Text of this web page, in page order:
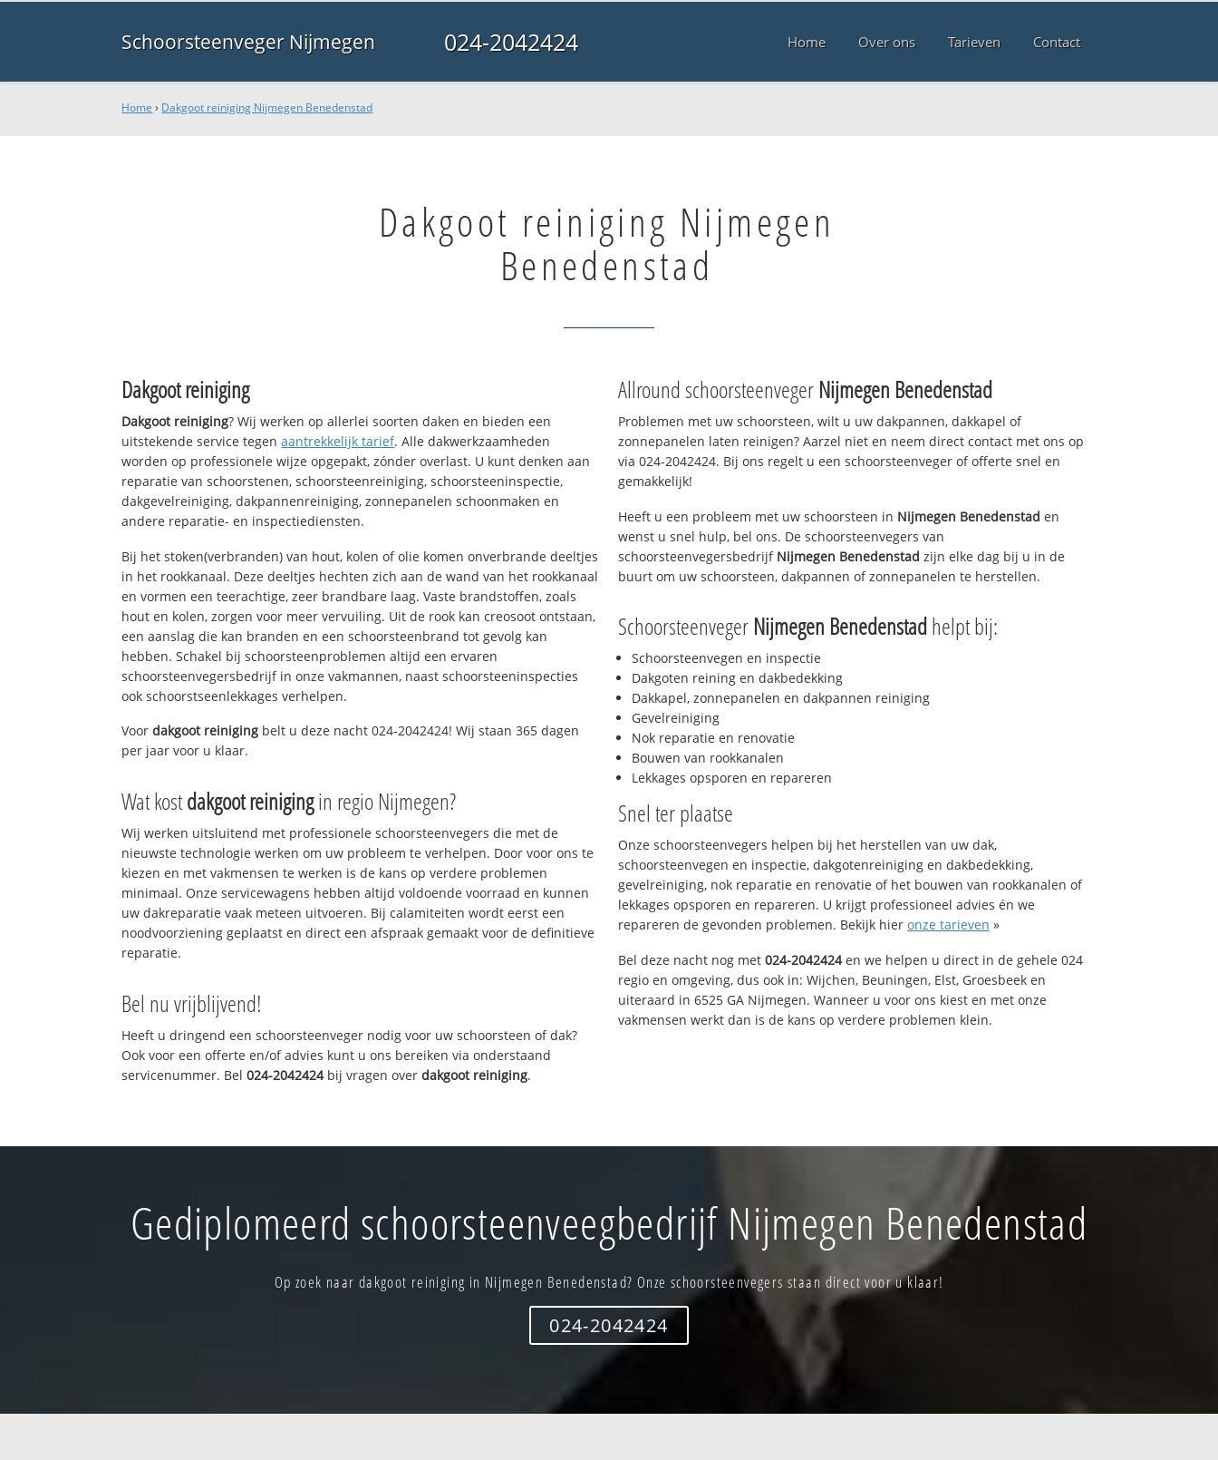
Schoorsteenveger Nijmegen 024-2042424 Home Over ons Tarieven Contact
Home › Dakgoot reiniging Nijmegen Benedenstad
Dakgoot reiniging Nijmegen
Benedenstad
Dakgoot reiniging
Dakgoot reiniging? Wij werken op allerlei soorten daken en bieden een
uitstekende service tegenaantrekkelijk tarief. Alle dakwerkzaamheden
worden op professionele wijze opgepakt, zónder overlast. U kunt denken aan
reparatie van schoorstenen, schoorsteenreiniging, schoorsteeninspectie,
dakgevelreiniging, dakpannenreiniging, zonnepanelen schoonmaken en
andere reparatie- en inspectiediensten.
Bij het stoken(verbranden) van hout, kolen of olie komen onverbrande deeltjes
in het rookkanaal. Deze deeltjes hechten zich aan de wand van het rookkanaal
en vormen een teerachtige, zeer brandbare laag. Vaste brandstoffen, zoals
hout en kolen, zorgen voor meer vervuiling. Uit de rook kan creosoot ontstaan,
een aanslag die kan branden en een schoorsteenbrand tot gevolg kan
hebben. Schakel bij schoorsteenproblemen altijd een ervaren
schoorsteenvegersbedrijf in onze vakmannen, naast schoorsteeninspecties
ook schoorstseenlekkages verhelpen.
Voordakgoot reiniging belt u deze nacht 024-2042424! Wij staan 365 dagen
per jaar voor u klaar.
Wat kostdakgoot reinigingin regio Nijmegen?
Wij werken uitsluitend met professionele schoorsteenvegers die met de
nieuwste technologie werken om uw probleem te verhelpen. Door voor ons te
kiezen en met vakmensen te werken is de kans op verdere problemen
minimaal. Onze servicewagens hebben altijd voldoende voorraad en kunnen
uw dakreparatie vaak meteen uitvoeren. Bij calamiteiten wordt eerst een
noodvoorziening geplaatst en direct een afspraak gemaakt voor de definitieve
reparatie.
Bel nu vrijblijvend!
Heeft u dringend een schoorsteenveger nodig voor uw schoorsteen of dak?
Ook voor een offerte en/of advies kunt u ons bereiken via onderstaand
servicenummer. Bel024-2042424bij vragen overdakgoot reiniging.
Allround schoorsteenveger Nijmegen Benedenstad
Problemen met uw schoorsteen, wilt u uw dakpannen, dakkapel of
zonnepanelen laten reinigen? Aarzel niet en neem direct contact met ons op
via 024-2042424. Bij ons regelt u een schoorsteenveger of offerte snel en
gemakkelijk!
Heeft u een probleem met uw schoorsteen in Nijmegen Benedenstad en
wenst u snel hulp, bel ons. De schoorsteenvegers van
schoorsteenvegersbedrijf Nijmegen Benedenstad zijn elke dag bij u in de
buurt om uw schoorsteen, dakpannen of zonnepanelen te herstellen.
Schoorsteenveger Nijmegen Benedenstadhelpt bij:
Schoorsteenvegen en inspectie
Dakgoten reining en dakbedekking
Dakkapel, zonnepanelen en dakpannen reiniging
Gevelreiniging
Nok reparatie en renovatie
Bouwen van rookkanalen
Lekkages opsporen en repareren
Snel ter plaatse
Onze schoorsteenvegers helpen bij het herstellen van uw dak,
schoorsteenvegen en inspectie, dakgotenreiniging en dakbedekking,
gevelreiniging, nok reparatie en renovatie of het bouwen van rookkanalen of
lekkages opsporen en repareren. U krijgt professioneel advies én we
repareren de gevonden problemen. Bekijk hier onze tarieven »
Bel deze nacht nog met 024-2042424en we helpen u direct in de gehele 024
regio en omgeving, dus ook in: Wijchen, Beuningen, Elst, Groesbeek en
uiteraard in 6525 GA Nijmegen. Wanneer u voor ons kiest en met onze
vakmensen werkt dan is de kans op verdere problemen klein.
Gediplomeerd schoorsteenveegbedrijf Nijmegen Benedenstad
Op zoek naar dakgoot reiniging in Nijmegen Benedenstad? Onze schoorsteenvegers staan direct voor u klaar!
024-2042424